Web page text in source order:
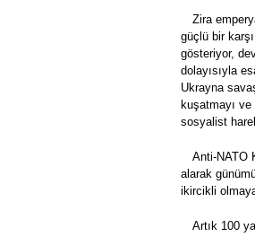
Zira
güçlü bir
gösteriyor,
dolayısıyla
Ukrayna
kuşatmayı ve
sosyalist
Anti-NATO
alarak
ikircikli
Artık 100